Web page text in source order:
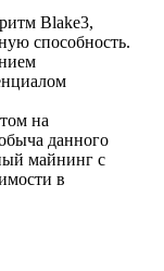
Blake3,
способность.
на
данного
майнинг с
в